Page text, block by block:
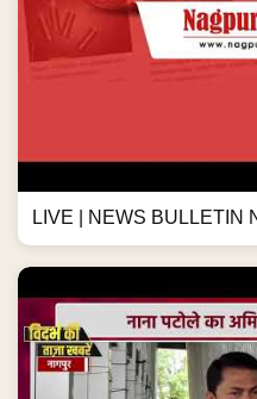
LIVE | NEWS BULLETIN